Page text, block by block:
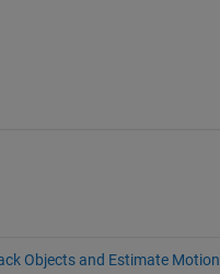
Objects and Estimate Motion